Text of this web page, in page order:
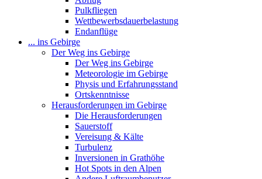
Pulkfliegen
Wettbewerbsdauerbelastung
Endanflüge
... ins Gebirge
Der Weg ins Gebirge
Der Weg ins Gebirge
Meteorologie im Gebirge
Physis und Erfahrungsstand
Ortskenntnisse
Herausforderungen im Gebirge
Die Herausforderungen
Sauerstoff
Vereisung & Kälte
Turbulenz
Inversionen in Grathöhe
Hot Spots in den Alpen